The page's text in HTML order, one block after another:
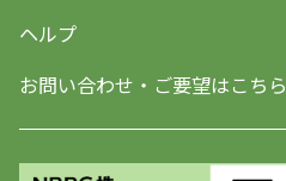
ヘルプ
お問い合わせ・ご要望はこちら